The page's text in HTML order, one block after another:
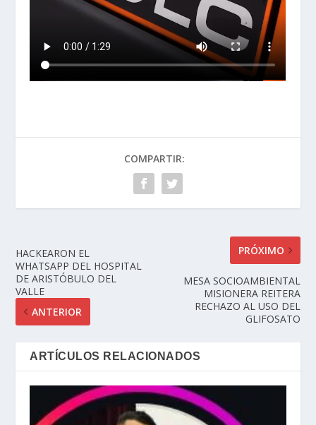
COMPARTIR:
HACKEARON EL
WHATSAPP DEL HOSPITAL
DE ARISTÓBULO DEL
VALLE
ANTERIOR
PRÓXIMO
MESA SOCIOAMBIENTAL
MISIONERA REITERA
RECHAZO AL USO DEL
GLIFOSATO
ARTÍCULOS RELACIONADOS